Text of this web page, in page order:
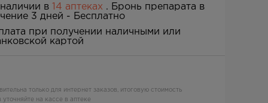
в 14 аптеках . Бронь препарата в
3 дней -
Бесплатно
при получении наличными или
картой
только для интернет заказов, итоговую стоимость
уточняйте на кассе в аптеке